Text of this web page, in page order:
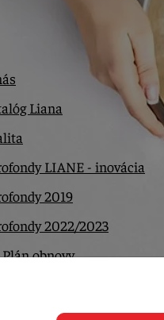
Liana
LIANE - inovácia
2019
2022/2023
obnovy